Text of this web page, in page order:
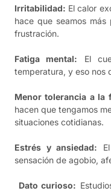
Irritabilidad: El calor
hace que seamos
frustración.
Fatiga mental: El
temperatura, y eso nos
Menor tolerancia a la
hacen que tengamos
situaciones cotidianas.
Estrés y ansiedad:
sensación de agobio,
Dato curioso: